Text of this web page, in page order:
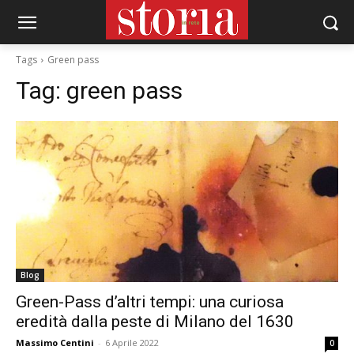
Tags Green pass
Tag: green pass
Blog
Green-Pass d’altri tempi: una curiosa
eredità dalla peste di Milano del 1630
Massimo Centini - 6 Aprile 2022 0